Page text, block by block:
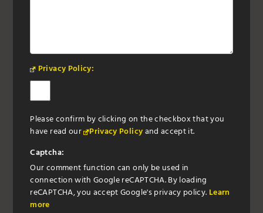
Privacy Policy:
Please confirm by clicking on the checkbox that you
have read our Privacy Policyand accept it.
Captcha:
Our comment function can only be used in
connection with Google reCAPTCHA. By loading
reCAPTCHA, you accept Google's privacy policy. Learn
more